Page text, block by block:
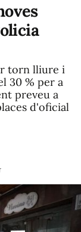
torn lliure i
30 % per a
preveu a
d'oficial